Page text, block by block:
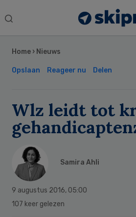
Search
Home › Nieuws
Opslaan Reageer nu Delen
Wlz leidt tot
Samira Ahli
9 augustus 2016, 05:00
107 keer gelezen
Sidebar